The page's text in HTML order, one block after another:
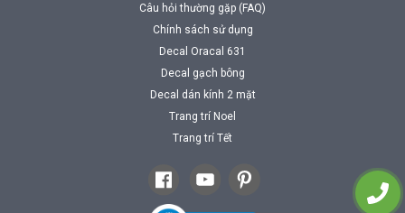
Câu hỏi thường gặp (FAQ)
Chính sách sử dụng
Decal Oracal 631
Decal gạch bông
Decal dán kính 2 mặt
Trang trí Noel
Trang trí Tết